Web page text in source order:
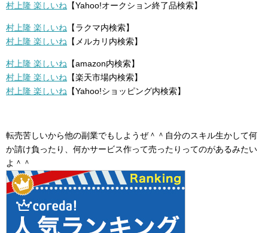
村上隆 楽しいね 【Yahoo!オークション終了品検索】
村上隆 楽しいね 【ラクマ内検索】
村上隆 楽しいね 【メルカリ内検索】
村上隆 楽しいね 【amazon内検索】
村上隆 楽しいね 【楽天市場内検索】
村上隆 楽しいね 【Yahoo!ショッピング内検索】
転売苦しいから他の副業でもしようぜ＾＾自分のスキル生かして何
か請け負ったり、何かサービス作って売ったりってのがあるみたい
よ＾＾